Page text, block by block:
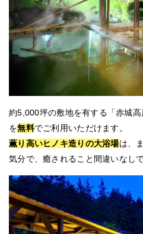
約5,000坪の敷地を有する「赤城
を無料でご利用いただけます。
薫り高いヒノキ造りの大浴場は、
気分で、癒されること間違いなし